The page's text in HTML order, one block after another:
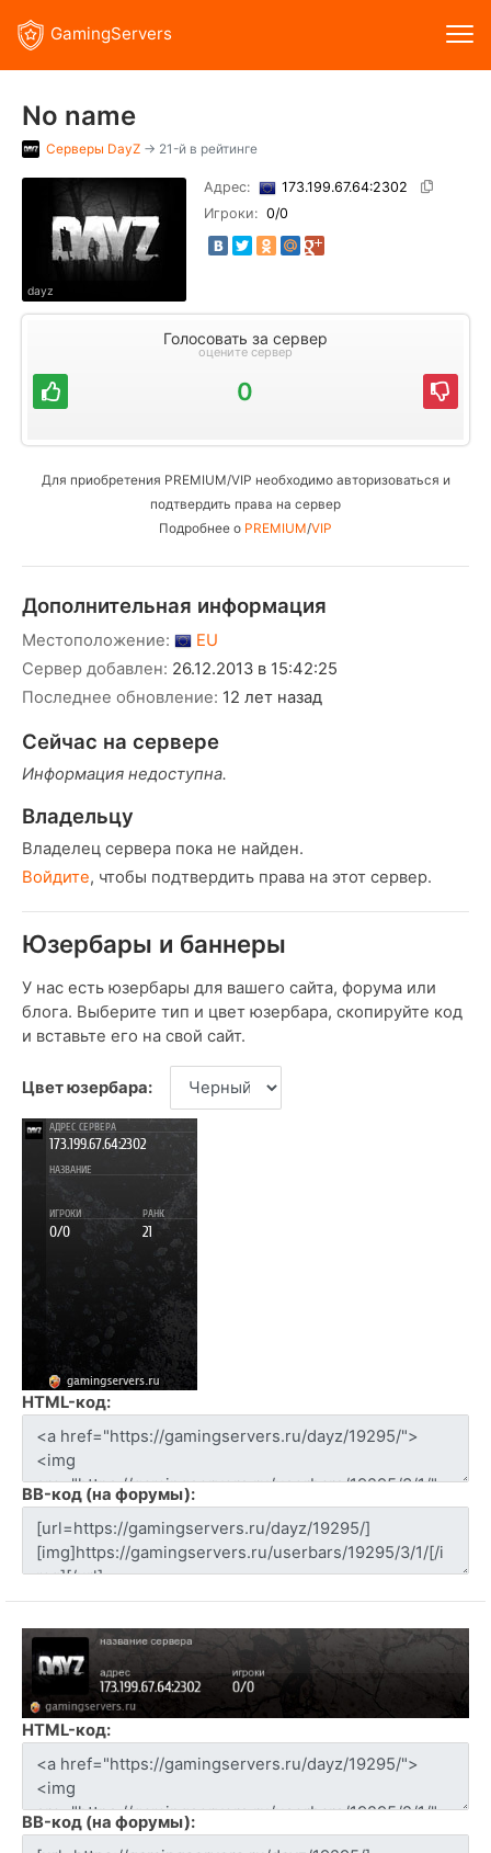
GamingServers
No name
Серверы DayZ → 21-й в рейтинге
dayz
Адрес:
173.199.67.64:2302
Игроки: 0/0
Голосовать за сервер
оцените сервер
0
Для приобретения PREMIUM/VIP необходимо авторизоваться и
подтвердить права на сервер
Подробнее о PREMIUM/VIP
Дополнительная информация
Местоположение:
EU
Сервер добавлен: 26.12.2013 в 15:42:25
Последнее обновление: 12 лет назад
Сейчас на сервере
Информация недоступна.
Владельцу
Владелец сервера пока не найден.
Войдите, чтобы подтвердить права на этот сервер.
Юзербары и баннеры
У нас есть юзербары для вашего сайта, форума или
блога. Выберите тип и цвет юзербара, скопируйте код
и вставьте его на свой сайт.
Цвет юзербара:
HTML-код:
BB-код (на форумы):
HTML-код:
BB-код (на форумы):